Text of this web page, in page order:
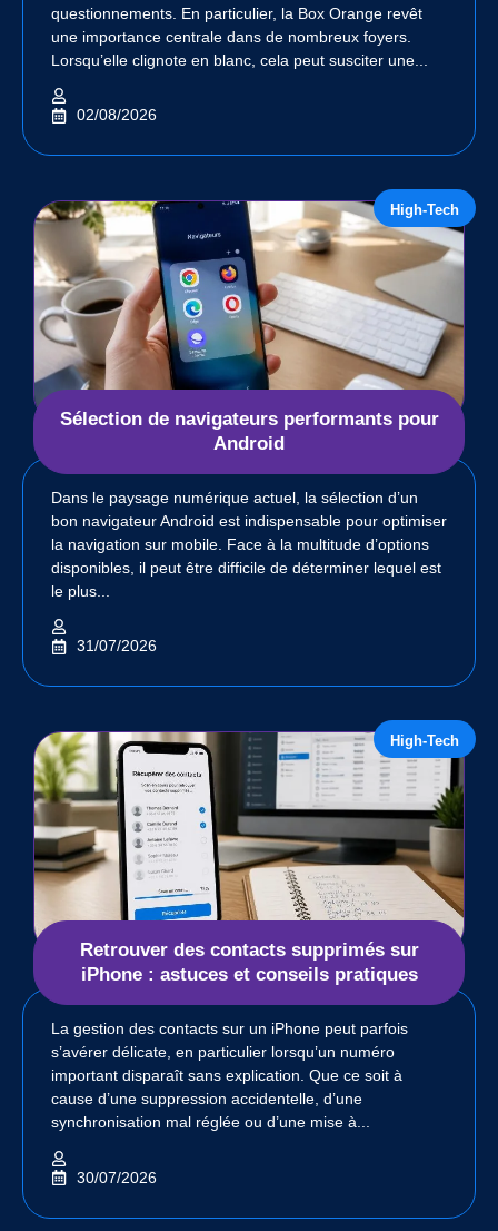
questionnements. En particulier, la Box Orange revêt
une importance centrale dans de nombreux foyers.
Lorsqu’elle clignote en blanc, cela peut susciter une...
02/08/2026
High-Tech
Sélection de navigateurs performants pour
Android
Dans le paysage numérique actuel, la sélection d’un
bon navigateur Android est indispensable pour optimiser
la navigation sur mobile. Face à la multitude d’options
disponibles, il peut être difficile de déterminer lequel est
le plus...
31/07/2026
High-Tech
Retrouver des contacts supprimés sur
iPhone : astuces et conseils pratiques
La gestion des contacts sur un iPhone peut parfois
s’avérer délicate, en particulier lorsqu’un numéro
important disparaît sans explication. Que ce soit à
cause d’une suppression accidentelle, d’une
synchronisation mal réglée ou d’une mise à...
30/07/2026